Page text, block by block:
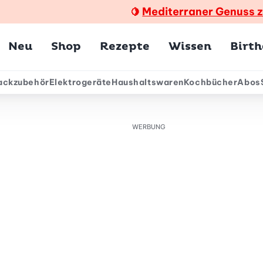
🍋 Mediterraner Genuss
Neu Shop Rezepte Wissen
ElektrogeräteHaushaltswarenKochbücherAbos
WERBUNG